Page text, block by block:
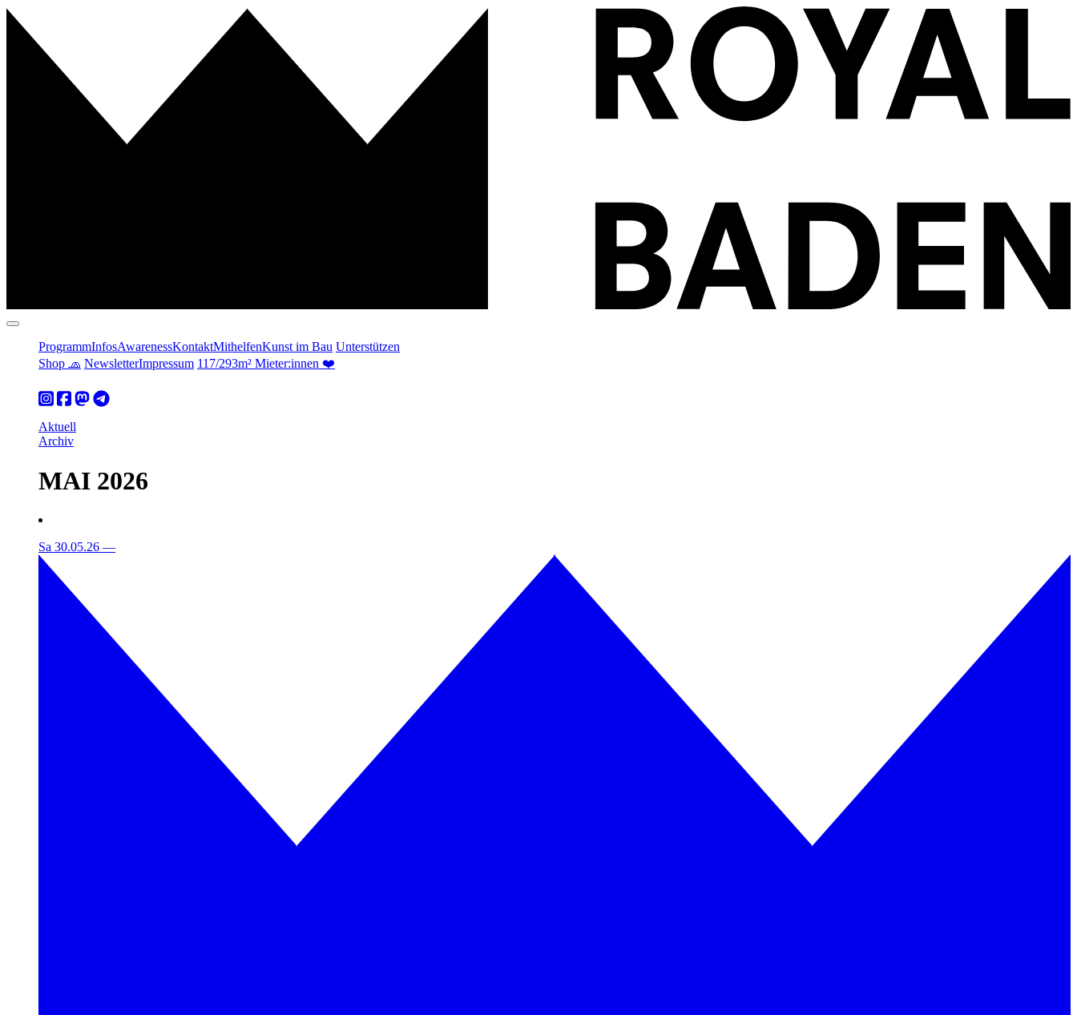
ProgrammInfosAwarenessKontaktMithelfenKunst im Bau Unterstützen
Shop 🧢 NewsletterImpressum 117/293m² Mieter:innen ❤️
Aktuell
Archiv
MAI 2026
Sa 30.05.26 —